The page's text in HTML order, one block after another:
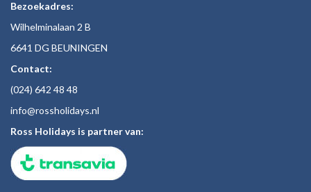
Bezoekadres:
Wilhelminalaan 2 B
6641 DG BEUNINGEN
Contact:
(024) 642 48 48
info@rossholidays.nl
Ross Holidays is partner van: